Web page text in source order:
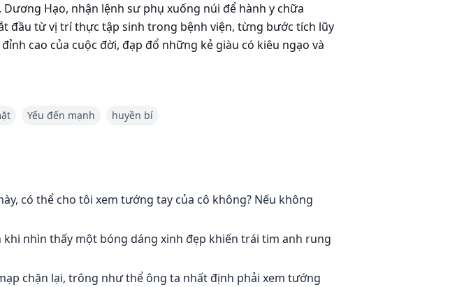
Hạo, nhận lệnh sư phụ xuống núi để hành y chữa
đầu từ vị trí thực tập sinh trong bệnh viện, từng bước tích lũy
cao của cuộc đời, đạp đổ những kẻ giàu có kiêu ngạo và
Yếu đến mạnh huyền bí
có thể cho tôi xem tướng tay của cô không? Nếu không
nhìn thấy một bóng dáng xinh đẹp khiến trái tim anh rung
chặn lại, trông như thể ông ta nhất định phải xem tướng